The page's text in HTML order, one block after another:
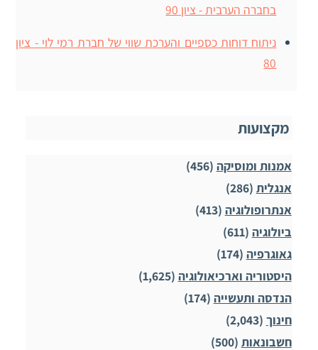
בחברה הערבית - ציון 90
ניתוח דוחות כספיים והערכת שווי של חברת רמי לוי - ציון
80
מקצועות
אמנות ומוסיקה (456)
אנגלית (286)
אנתרופולוגיה (413)
ביולוגיה (611)
גאוגרפיה (174)
היסטוריה וארכיאולוגיה (1,625)
הנדסה ותעשייה (174)
חינוך (2,043)
חשבונאות (500)